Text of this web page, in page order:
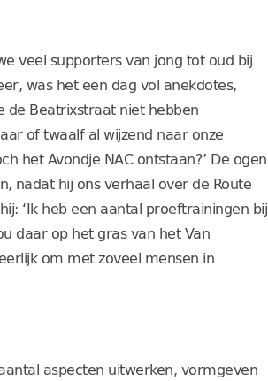
veel supporters van jong tot oud bij
was het een dag vol anekdotes,
de Beatrixstraat niet hebben
of twaalf al wijzend naar onze
het Avondje NAC ontstaan?’ De ogen
nadat hij ons verhaal over de Route
‘Ik heb een aantal proeftrainingen bij
daar op het gras van het Van
om met zoveel mensen in
aspecten uitwerken, vormgeven